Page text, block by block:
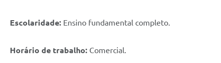
Escolaridade: Ensino fundamental completo.
Horário de trabalho: Comercial.